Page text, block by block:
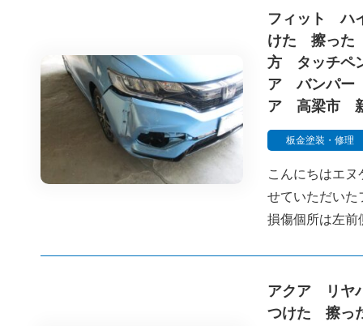
フィット
けた 擦っ
方 タッチ
ア バンパー
ア 高梁市
板金塗装・修理
こんにちはエ
せていただいた
損傷個所は左
アクア リ
つけた 擦